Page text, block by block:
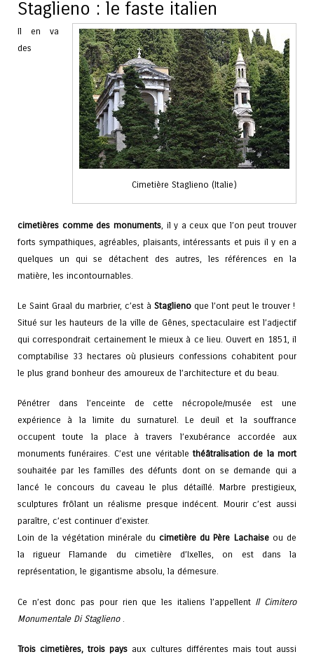
Staglieno : le faste italien
Cimetière Staglieno (Italie)
Il en va
des
cimetières comme des monuments, il y a ceux que l’on peut trouver
forts sympathiques, agréables, plaisants, intéressants et puis il y en a
quelques un qui se détachent des autres, les références en la
matière, les incontournables.
Le Saint Graal du marbrier, c’est à Staglieno que l’ont peut le trouver !
Situé sur les hauteurs de la ville de Gênes, spectaculaire est l’adjectif
qui correspondrait certainement le mieux à ce lieu. Ouvert en 1851, il
comptabilise 33 hectares où plusieurs confessions cohabitent pour
le plus grand bonheur des amoureux de l’architecture et du beau.
Pénétrer dans l’enceinte de cette nécropole/musée est une
expérience à la limite du surnaturel. Le deuil et la souffrance
occupent toute la place à travers l’exubérance accordée aux
monuments funéraires. C’est une véritablethéâtralisation de la mort
souhaitée par les familles des défunts dont on se demande qui a
lancé le concours du caveau le plus détaillé. Marbre prestigieux,
sculptures frôlant un réalisme presque indécent. Mourir c’est aussi
paraître, c’est continuer d’exister.
Loin de la végétation minérale ducimetière du Père Lachaiseou de
la rigueur Flamande du cimetière d’Ixelles, on est dans la
représentation, le gigantisme absolu, la démesure.
Ce n’est donc pas pour rien que les italiens l’appellent Il Cimitero
Monumentale Di Staglieno.
Trois cimetières, trois pays aux cultures différentes mais tout aussi